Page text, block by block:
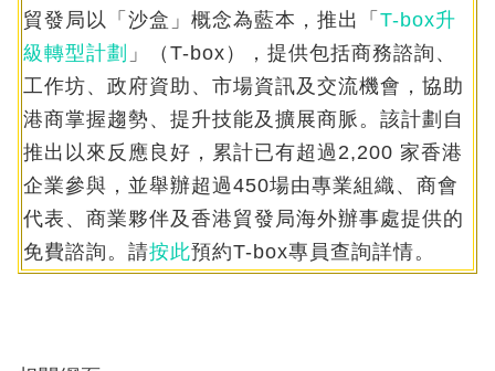
貿發局以「沙盒」概念為藍本，推出「 T-box升
級轉型計劃 」（T-box），提供包括商務諮詢、
工作坊、政府資助、市場資訊及交流機會，協助
港商掌握趨勢、提升技能及擴展商脈。該計劃自
推出以來反應良好，累計已有超過2,200 家香港
企業參與，並舉辦超過450場由專業組織、商會
代表、商業夥伴及香港貿發局海外辦事處提供的
免費諮詢。請按此預約T-box專員查詢詳情。